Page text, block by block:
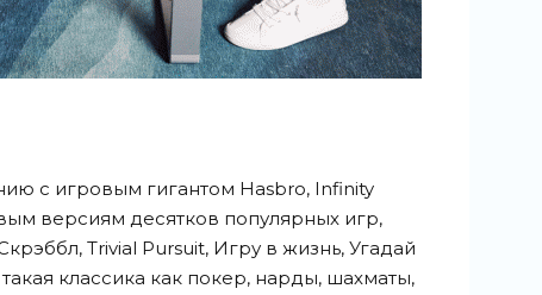
с игровым гигантом Hasbro, Infinity
версиям десятков популярных игр,
Trivial Pursuit, Игру в жизнь, Угадай
классика как покер, нарды, шахматы,